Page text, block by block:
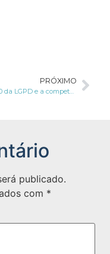
PRÓXIMO
O art 50 da LGPD e a competência da ANPD para reconhecer e divulgar regras de boas práticas e governança
publicado.
com *